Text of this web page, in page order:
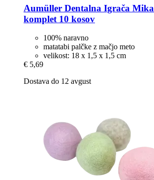
Aumüller Dentalna Igrača
komplet 10 kosov
100% naravno
matatabi palčke z mačjo meto
velikost: 18 x 1,5 x 1,5 cm
€ 5,69
Dostava do 12 avgust